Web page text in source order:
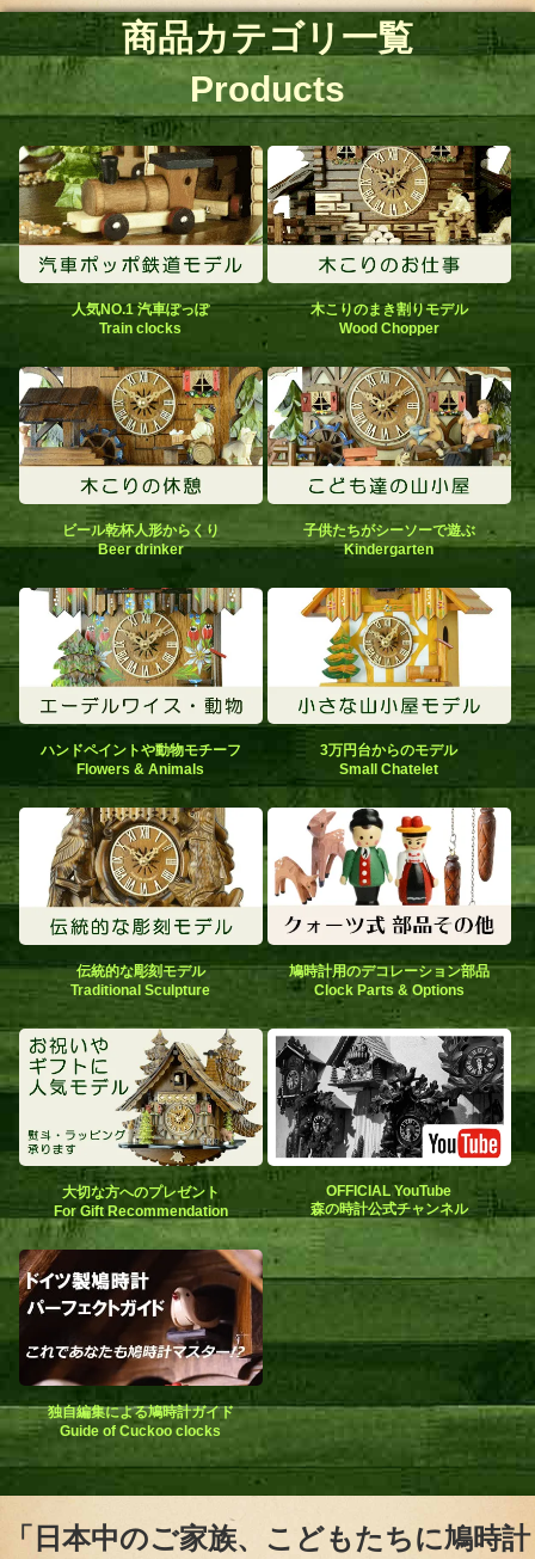
商品カテゴリ一覧
Products
人気NO.1 汽車ぽっぽ
Train clocks
木こりのまき割りモデル
Wood Chopper
ビール乾杯人形からくり
Beer drinker
子供たちがシーソーで遊ぶ
Kindergarten
ハンドペイントや動物モチーフ
Flowers & Animals
3万円台からのモデル
Small Chatelet
伝統的な彫刻モデル
Traditional Sculpture
鳩時計用のデコレーション部品
Clock Parts & Options
大切な方へのプレゼント
For Gift Recommendation
OFFICIAL YouTube
森の時計公式チャンネル
独自編集による鳩時計ガイド
Guide of Cuckoo clocks
「日本中のご家族、こどもたちに鳩時計